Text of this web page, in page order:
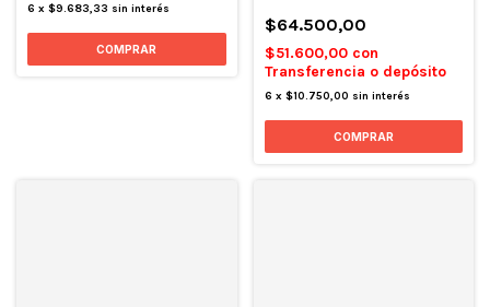
6 x $9.683,33 sin interés
COMPRAR
$64.500,00
$51.600,00 con
Transferencia o depósito
6 x $10.750,00 sin interés
COMPRAR